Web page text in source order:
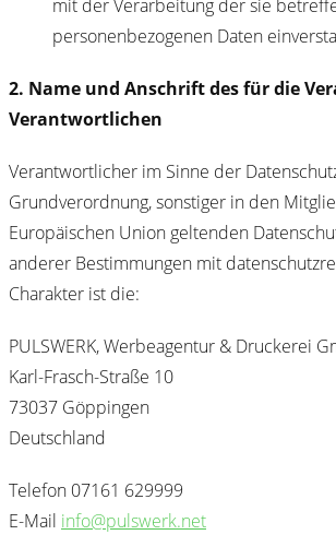
mit der Verarbeitung der sie
personenbezogenen Daten
2. Name und Anschrift des für die
Verantwortlichen
Verantwortlicher im Sinne der
Grundverordnung, sonstiger in den
Europäischen Union geltenden
anderer Bestimmungen mit
Charakter ist die:
PULSWERK, Werbeagentur & Druckerei
Karl-Frasch-Straße 10
73037 Göppingen
Deutschland
Telefon 07161 629999
E-Mail info@pulswerk.net